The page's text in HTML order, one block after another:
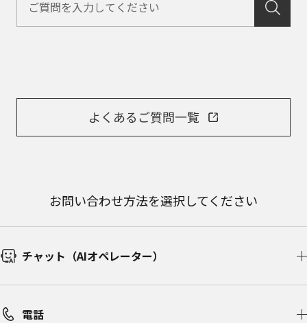
よくあるご質問一覧
お問い合わせ方法を選択してください
チャット（AIオペレーター）​
電話